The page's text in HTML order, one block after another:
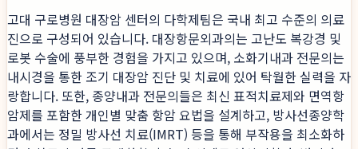
고대 구로병원 대장암 센터의 다학제팀은 국내 최고 수준의 의료
진으로 구성되어 있습니다. 대장항문외과의는 고난도 복강경 및
로봇 수술에 풍부한 경험을 가지고 있으며, 소화기내과 전문의는
내시경을 통한 조기 대장암 진단 및 치료에 있어 탁월한 실력을 자
랑합니다. 또한, 종양내과 전문의들은 최신 표적치료제와 면역항
암제를 포함한 개인별 맞춤 항암 요법을 설계하고, 방사선종양학
과에서는 정밀 방사선 치료(IMRT) 등을 통해 부작용을 최소화하